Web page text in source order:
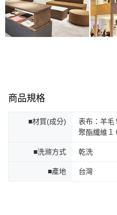
商品規格
■材質(成分)
表布：羊毛
聚酯纖維１
■洗滌方式 乾洗
■產地 台灣